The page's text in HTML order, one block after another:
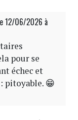
12/06/2026 à
pour se
échec et
pitoyable. 😁